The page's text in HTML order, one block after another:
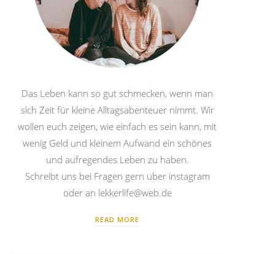
Das Leben kann so gut schmecken, wenn man
sich Zeit für kleine Alltagsabenteuer nimmt. Wir
wollen euch zeigen, wie einfach es sein kann, mit
wenig Geld und kleinem Aufwand ein schönes
und aufregendes Leben zu haben.
Schreibt uns bei Fragen gern über instagram
oder an lekkerlife@web.de
READ MORE